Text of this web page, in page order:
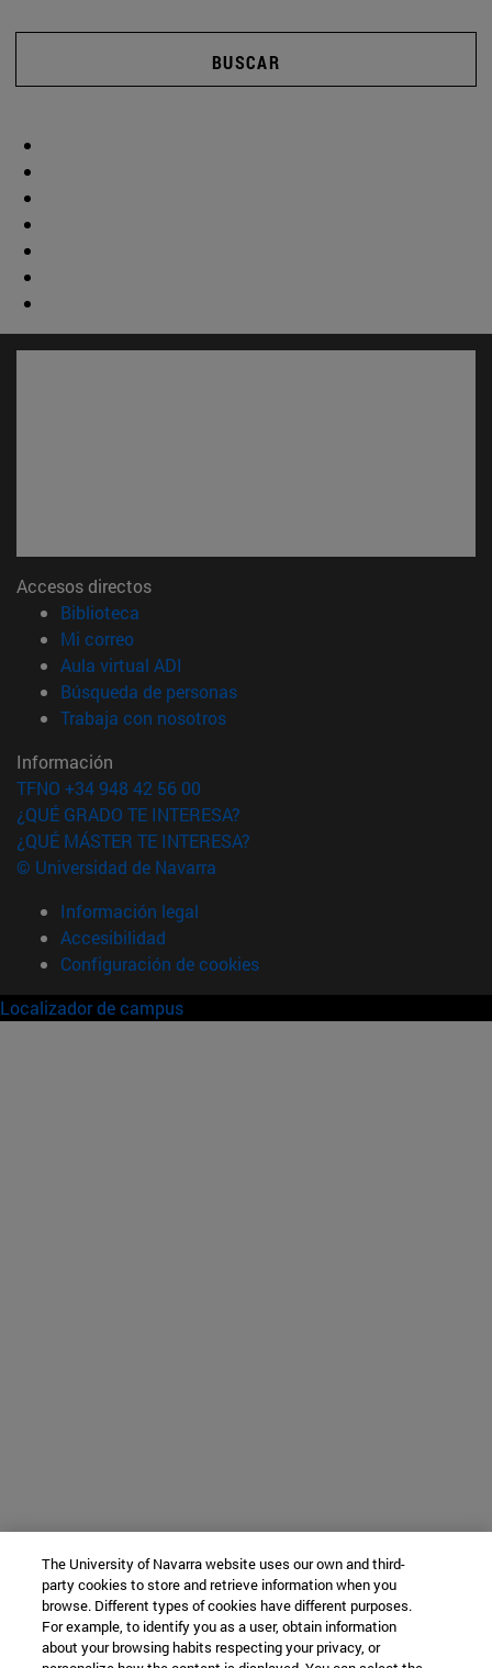
BUSCAR
Accesos directos
Biblioteca
Mi correo(abre en nueva ventana)
Aula virtual ADI
Búsqueda de personas(abre en nueva ventana)
Trabaja con nosotros(abre en nueva ventana)
Información
TFNO +34 948 42 56 00
¿QUÉ GRADO TE INTERESA?
¿QUÉ MÁSTER TE INTERESA?
© Universidad de Navarra
Información legal
Accesibilidad
Configuración de cookies
Localizador de campus
The University of Navarra website uses our own and third-
party cookies to store and retrieve information when you
browse. Different types of cookies have different purposes.
For example, to identify you as a user, obtain information
about your browsing habits respecting your privacy, or